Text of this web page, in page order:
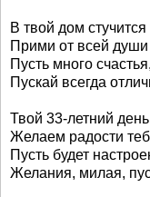
В твой дом
Прими от всей
Пусть много
Пускай всегда
Твой 33-летний
Желаем радости
Пусть будет
Желания, милая,